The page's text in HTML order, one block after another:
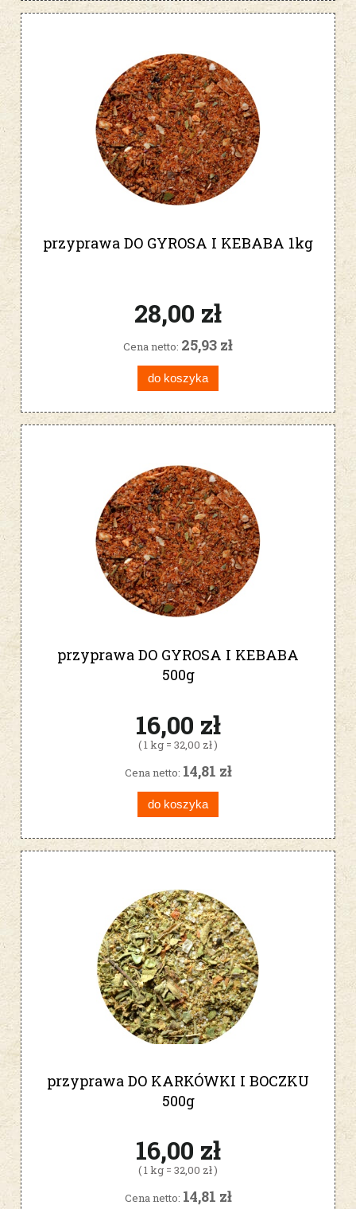
przyprawa DO GYROSA I KEBABA 1kg
28,00 zł
Cena netto: 25,93 zł
do koszyka
przyprawa DO GYROSA I KEBABA
500g
16,00 zł
( 1 kg = 32,00 zł )
Cena netto: 14,81 zł
do koszyka
przyprawa DO KARKÓWKI I BOCZKU
500g
16,00 zł
( 1 kg = 32,00 zł )
Cena netto: 14,81 zł